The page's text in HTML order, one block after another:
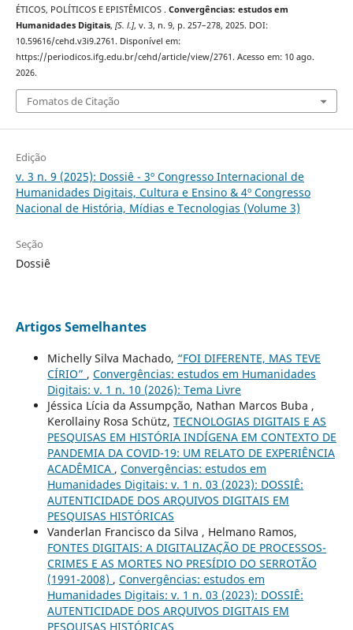
ÉTICOS, POLÍTICOS E EPISTÊMICOS . Convergências: estudos em
Humanidades Digitais, [S. l.], v. 3, n. 9, p. 257–278, 2025. DOI:
10.59616/cehd.v3i9.2761. Disponível em:
https://periodicos.ifg.edu.br/cehd/article/view/2761. Acesso em: 10 ago.
2026.
Fomatos de Citação
Edição
v. 3 n. 9 (2025): Dossiê - 3º Congresso Internacional de
Humanidades Digitais, Cultura e Ensino & 4º Congresso
Nacional de História, Mídias e Tecnologias (Volume 3)
Seção
Dossiê
Artigos Semelhantes
Michelly Silva Machado, “FOI DIFERENTE, MAS TEVE
CÍRIO” , Convergências: estudos em Humanidades
Digitais: v. 1 n. 10 (2026): Tema Livre
Jéssica Lícia da Assumpção, Nathan Marcos Buba ,
Kerollainy Rosa Schütz, TECNOLOGIAS DIGITAIS E AS
PESQUISAS EM HISTÓRIA INDÍGENA EM CONTEXTO DE
PANDEMIA DA COVID-19: UM RELATO DE EXPERIÊNCIA
ACADÊMICA , Convergências: estudos em
Humanidades Digitais: v. 1 n. 03 (2023): DOSSIÊ:
AUTENTICIDADE DOS ARQUIVOS DIGITAIS EM
PESQUISAS HISTÓRICAS
Vanderlan Francisco da Silva , Helmano Ramos,
FONTES DIGITAIS: A DIGITALIZAÇÃO DE PROCESSOS-
CRIMES E AS MORTES NO PRESÍDIO DO SERROTÃO
(1991-2008) , Convergências: estudos em
Humanidades Digitais: v. 1 n. 03 (2023): DOSSIÊ:
AUTENTICIDADE DOS ARQUIVOS DIGITAIS EM
PESQUISAS HISTÓRICAS